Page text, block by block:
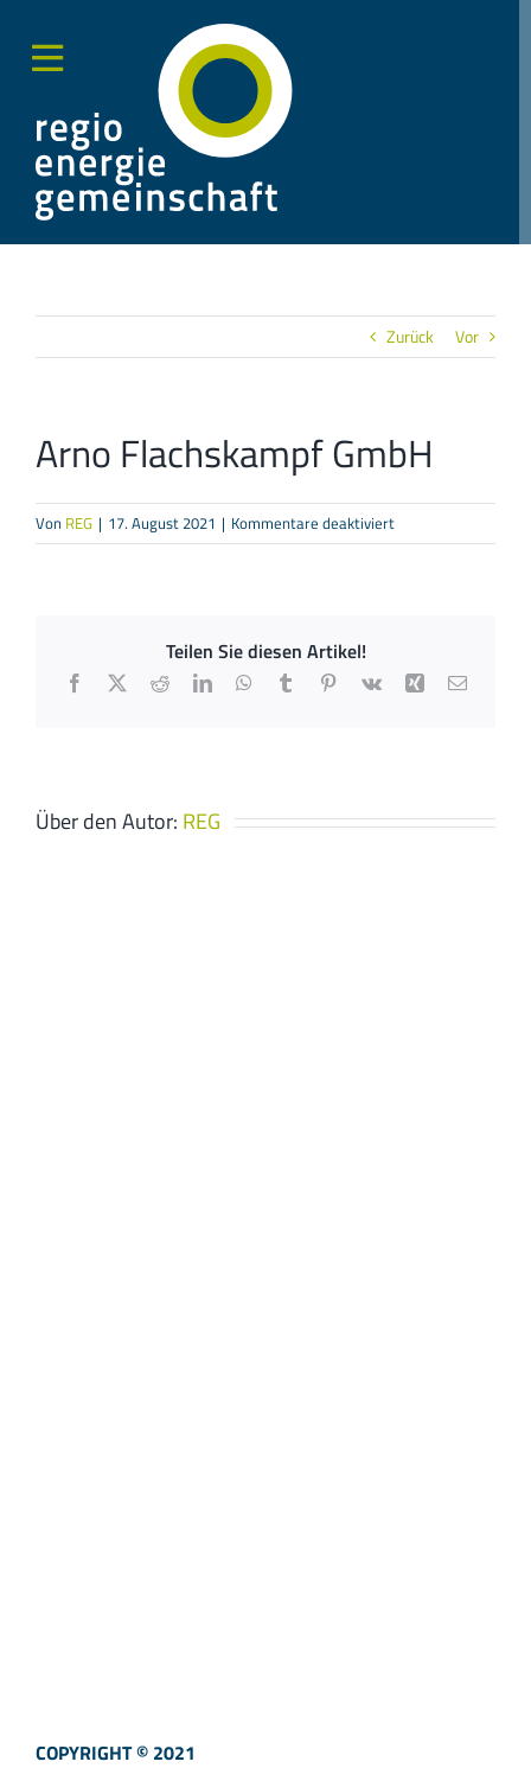
Inhalt
springen
Zurück Vor
Arno Flachskampf GmbH
Von REG | 17. August 2021 | Kommentare deaktiviertfür
Arno
Teilen Sie diesen Artikel!
Facebook
X RedditLinkedInWhatsApp
TumblrPinterest
Vk Xing E-
Über den Autor: REG
COPYRIGHT © 2021
Sliding